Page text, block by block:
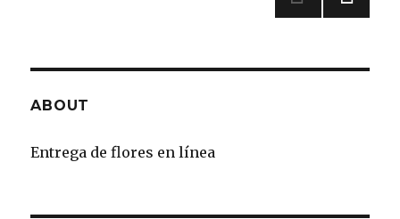
ABOUT
Entrega de flores en línea